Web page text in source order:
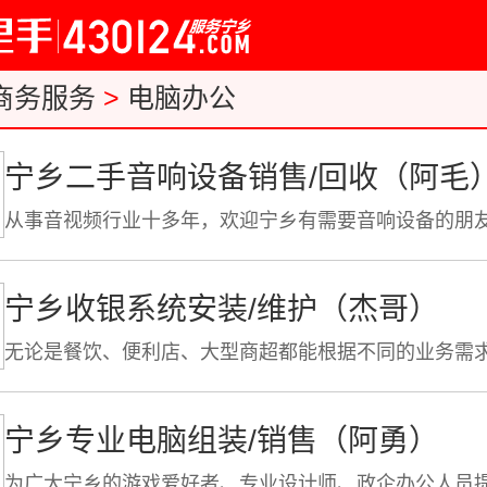
务服务 > 电脑办公
宁乡二手音响设备销售/回收（阿毛）
宁乡收银系统安装/维护（杰哥）
宁乡专业电脑组装/销售（阿勇）